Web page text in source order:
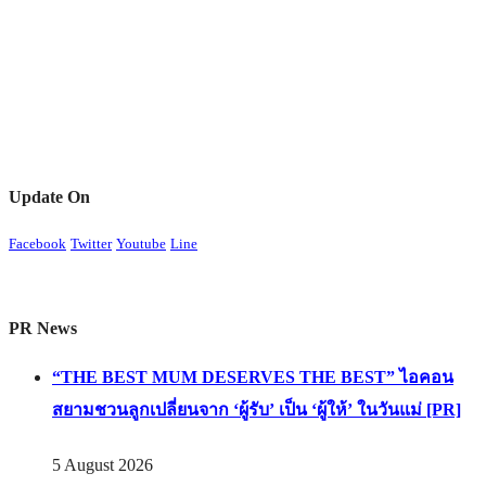
Update On
Facebook Twitter Youtube Line
PR News
“THE BEST MUM DESERVES THE BEST” ไอคอน
สยามชวนลูกเปลี่ยนจาก ‘ผู้รับ’ เป็น ‘ผู้ให้’ ในวันแม่ [PR]
5 August 2026